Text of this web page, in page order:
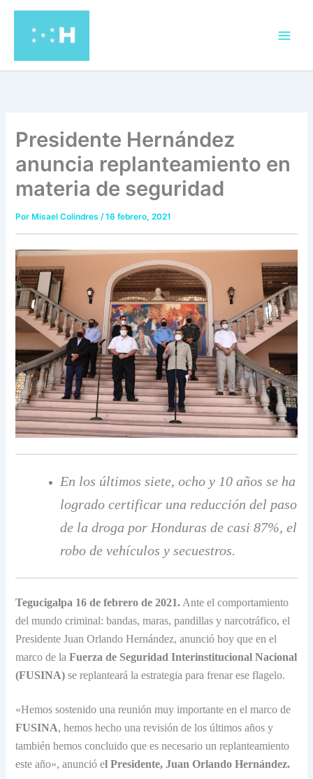
contenido
Presidente Hernández
anuncia replanteamiento en
materia de seguridad
Por Misael Colindres/16 febrero, 2021
En los últimos siete, ocho y 10 años se ha
logrado certificar una reducción del paso
de la droga por Honduras de casi 87%, el
robo de vehículos y secuestros.
Tegucigalpa 16 de febrero de 2021. Ante el comportamiento
del mundo criminal: bandas, maras, pandillas y narcotráfico, el
Presidente Juan Orlando Hernández, anunció hoy que en el
marco de laFuerza de Seguridad Interinstitucional Nacional
(FUSINA) se replanteará la estrategia para frenar ese flagelo.
«Hemos sostenido una reunión muy importante en el marco de
FUSINA, hemos hecho una revisión de los últimos años y
también hemos concluido que es necesario un replanteamiento
este año», anunció el Presidente, Juan Orlando Hernández.